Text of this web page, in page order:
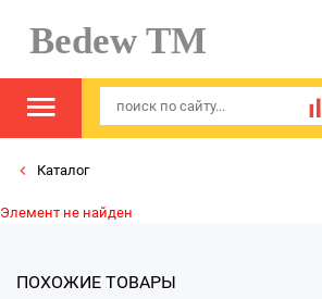
Bedew TM
Каталог
Элемент не найден
ПОХОЖИЕ ТОВАРЫ